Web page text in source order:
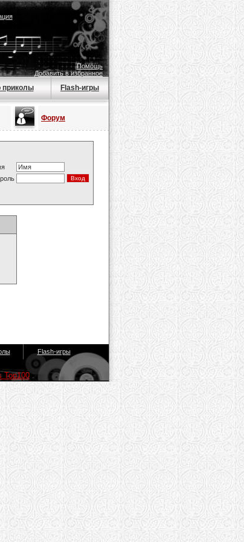
Помощь
Добавить в избранное
приколы Flash-игры
Форум
Flash-игры